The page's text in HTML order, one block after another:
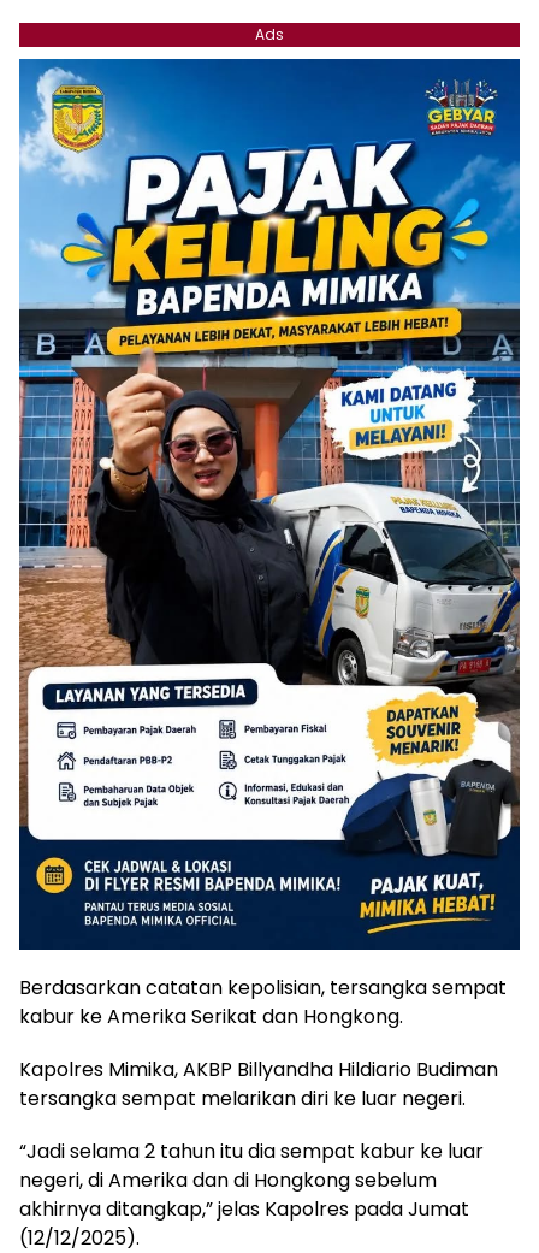
Ads
Berdasarkan catatan kepolisian, tersangka sempat
kabur ke Amerika Serikat dan Hongkong.
Kapolres Mimika, AKBP Billyandha Hildiario Budiman
tersangka sempat melarikan diri ke luar negeri.
“Jadi selama 2 tahun itu dia sempat kabur ke luar
negeri, di Amerika dan di Hongkong sebelum
akhirnya ditangkap,” jelas Kapolres pada Jumat
(12/12/2025).